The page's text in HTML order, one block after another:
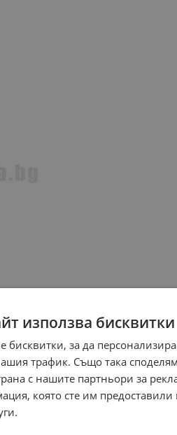
използва бисквитки
бисквитки, за да
трафик. Също така
с нашите партньори за
която сте им